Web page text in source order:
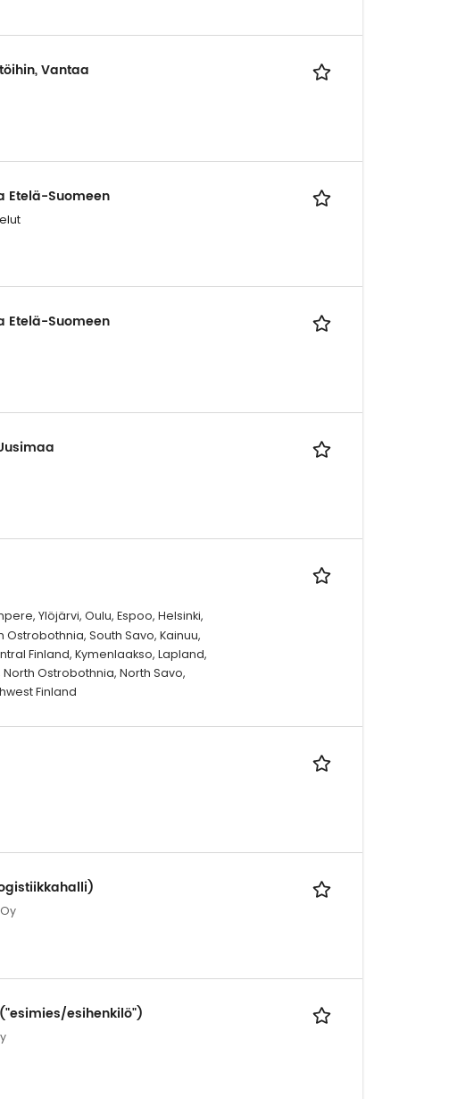
Vantaa
Etelä-Suomeen
Etelä-Suomeen
Ylöjärvi, Oulu, Espoo, Helsinki,
Ostrobothnia, South Savo, Kainuu,
Finland, Kymenlaakso, Lapland,
Ostrobothnia, North Savo,
Finland
esihenkilö")